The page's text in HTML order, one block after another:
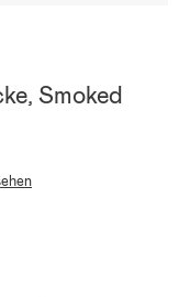
Smoked